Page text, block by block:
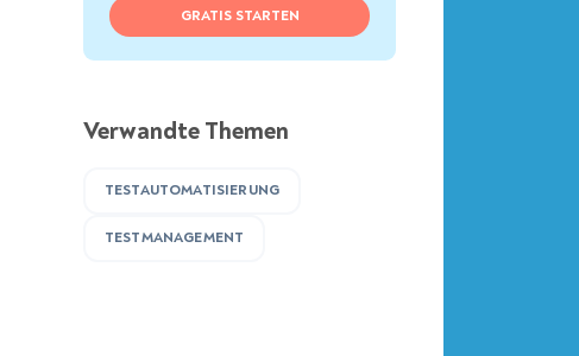
GRATIS STARTEN
Verwandte Themen
TESTAUTOMATISIERUNG
TESTMANAGEMENT